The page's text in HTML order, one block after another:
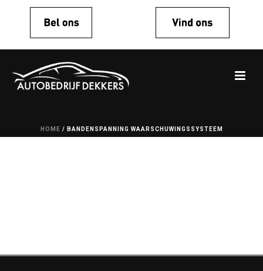
HOME / BANDENSPANNING WAARSCHUWINGSSYSTEEM